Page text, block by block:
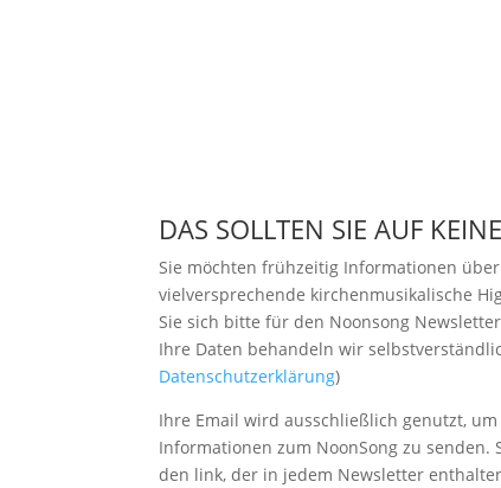
DAS SOLLTEN SIE AUF
Sie möchten frühzeitig Informationen
vielversprechende kirchenmusikalische
Sie sich bittefür den Noonsong
Ihre Daten behandeln wir
Datenschutzerklärung)
Ihre Email wird ausschließlich genutzt, um
Informationen zum NoonSong zu senden.
den link, der in jedem Newsletter